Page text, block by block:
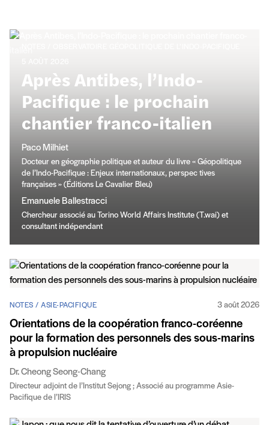
Après Antibes, l’Indo-
Pacifique : le prochain
chantier franco-italien
Paco Milhiet
Docteur en géographie politique et auteur du livre « Géopolitique
de l’Indo-Pacifique : Enjeux internationaux, perspec tives
françaises » (Éditions Le Cavalier Bleu)
Emanuele Ballestracci
Chercheur associé au Torino World Affairs Institute (T.wai) et
consultant indépendant
NOTES / ASIE-PACIFIQUE 3 août 2026
Orientations de la coopération franco-coréenne
pour la formation des personnels des sous-marins
à propulsion nucléaire
Dr. Cheong Seong-Chang
Directeur adjoint de l’Institut Sejong ; Associé au programme Asie-
Pacifique de l’IRIS